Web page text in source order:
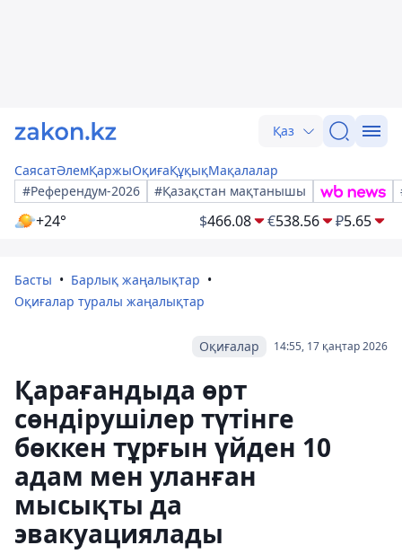
Қаз
СаясатӘлемҚаржыОқиғаҚұқықМақалалар
#Референдум-2026
#Қазақстан мақтанышы
+24° $466.08 €538.56 ₽5.65
Басты
Барлық жаңалықтар
Оқиғалар туралы жаңалықтар
14:55, 17 қаңтар 2026
Оқиғалар
Қарағандыда өрт
сөндірушілер түтінге
бөккен тұрғын үйден 10
адам мен уланған
мысықты да
эвакуациялады